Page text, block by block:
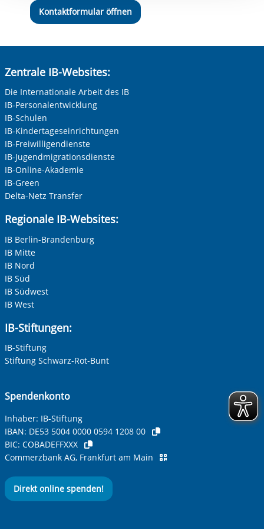
Kontaktformular öffnen
Zentrale IB-Websites:
Die Internationale Arbeit des IB
IB-Personalentwicklung
IB-Schulen
IB-Kindertageseinrichtungen
IB-Freiwilligendienste
IB-Jugendmigrationsdienste
IB-Online-Akademie
IB-Green
Delta-Netz Transfer
Regionale IB-Websites:
IB Berlin-Brandenburg
IB Mitte
IB Nord
IB Süd
IB Südwest
IB West
IB-Stiftungen:
IB-Stiftung
Stiftung Schwarz-Rot-Bunt
Spendenkonto
Inhaber: IB-Stiftung
IBAN: DE53 5004 0000 0594 1208 00
BIC: COBADEFFXXX
Commerzbank AG, Frankfurt am Main
Direkt online spenden!